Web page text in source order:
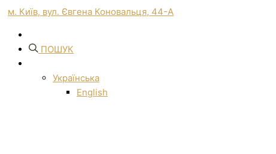
м. Київ, вул. Євгена Коновальця, 44-А
ПОШУК
Українська
English